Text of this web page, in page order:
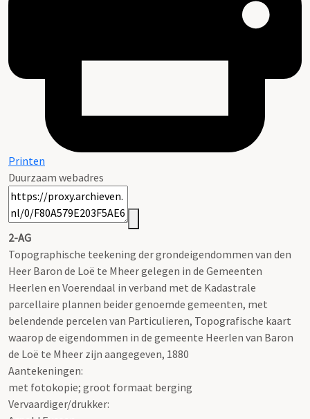
Printen
Duurzaam webadres
2-AG
Topographische teekening der grondeigendommen van den
Heer Baron de Loë te Mheer gelegen in de Gemeenten
Heerlen en Voerendaal in verband met de Kadastrale
parcellaire plannen beider genoemde gemeenten, met
belendende percelen van Particulieren, Topografische kaart
waarop de eigendommen in de gemeente Heerlen van Baron
de Loë te Mheer zijn aangegeven, 1880
Aantekeningen:
met fotokopie; groot formaat berging
Vervaardiger/drukker: